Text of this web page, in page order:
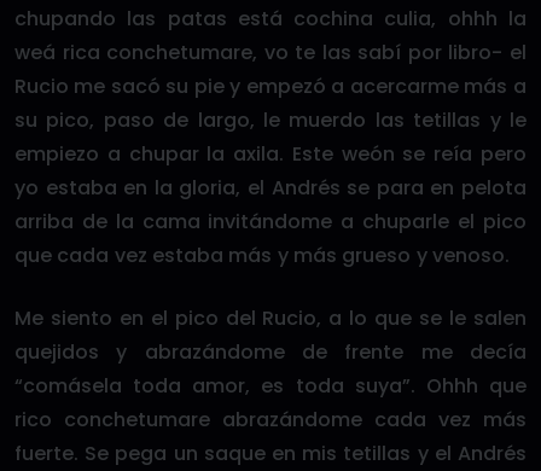
chupando las patas está cochina culia, ohhh la
weá rica conchetumare, vo te las sabí por libro- el
Rucio me sacó su pie y empezó a acercarme más a
su pico, paso de largo, le muerdo las tetillas y le
empiezo a chupar la axila. Este weón se reía pero
yo estaba en la gloria, el Andrés se para en pelota
arriba de la cama invitándome a chuparle el pico
que cada vez estaba más y más grueso y venoso.
Me siento en el pico del Rucio, a lo que se le salen
quejidos y abrazándome de frente me decía
“comásela toda amor, es toda suya”. Ohhh que
rico conchetumare abrazándome cada vez más
fuerte. Se pega un saque en mis tetillas y el Andrés